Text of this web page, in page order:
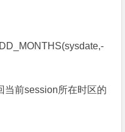
当前session所在时区的